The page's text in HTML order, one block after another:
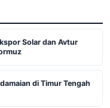
Solar dan Avtur
di Timur Tengah